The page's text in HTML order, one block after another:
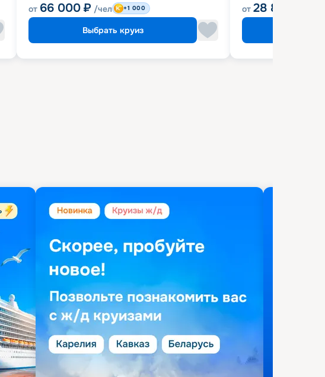
от 66 000 ₽ /чел +1 000
Выбрать круиз
от 28 800